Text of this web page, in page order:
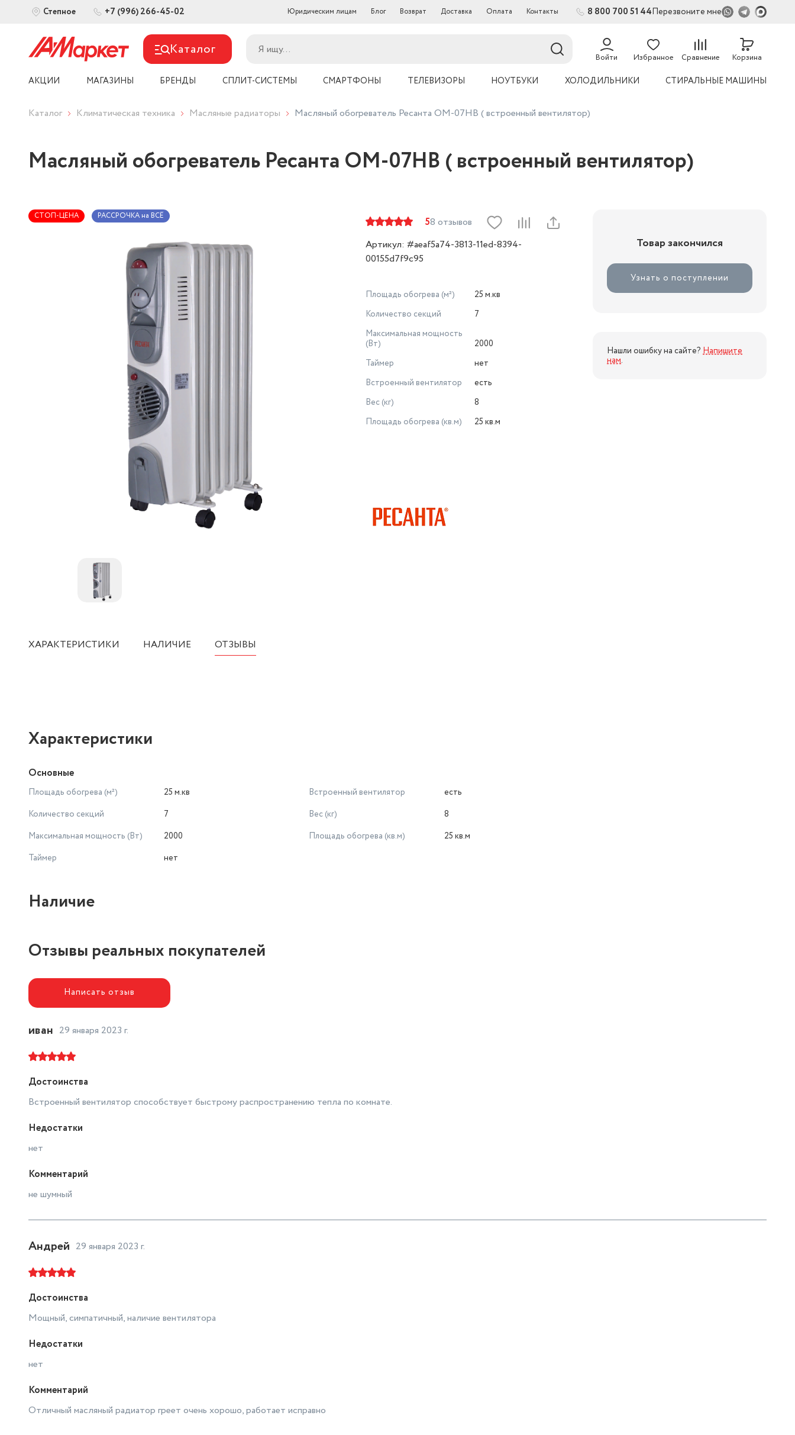
Степное +7 (996) 266-45-02 Юридическим лицам Блог Возврат Доставка Оплата Контакты 8 800 700 51 44Перезвоните мне
Каталог Войти Избранное Сравнение Корзина
АКЦИИ МАГАЗИНЫ БРЕНДЫ СПЛИТ-СИСТЕМЫ СМАРТФОНЫ ТЕЛЕВИЗОРЫ НОУТБУКИ ХОЛОДИЛЬНИКИ СТИРАЛЬНЫЕ МАШИНЫ
Каталог Климатическая техника Масляные радиаторы Масляный обогреватель Ресанта ОМ-07НВ ( встроенный вентилятор)
Масляный обогреватель Ресанта ОМ-07НВ ( встроенный вентилятор)
СТОП-ЦЕНА РАССРОЧКА на ВСЁ 58 отзывов
Артикул: #aeaf5a74-3813-11ed-8394-
00155d7f9c95
Площадь обогрева (м²)
25 м.кв
Количество секций
7
Максимальная мощность
(Вт)
2000
Таймер
нет
Встроенный вентилятор
есть
Вес (кг)
8
Площадь обогрева (кв.м)
25 кв.м
Товар закончился
Узнать о поступлении
Нашли ошибку на сайте? Напишите
нам.
ХАРАКТЕРИСТИКИ НАЛИЧИЕ ОТЗЫВЫ
Характеристики
Основные
Площадь обогрева (м²)
25 м.кв
Количество секций
7
Максимальная мощность (Вт)
2000
Таймер
нет
Встроенный вентилятор
есть
Вес (кг)
8
Площадь обогрева (кв.м)
25 кв.м
Наличие
Отзывы реальных покупателей
Написать отзыв
иван 29 января 2023 г.
Достоинства
Встроенный вентилятор способствует быстрому распространению тепла по комнате.
Недостатки
нет
Комментарий
не шумный
Андрей 29 января 2023 г.
Достоинства
Мощный, симпатичный, наличие вентилятора
Недостатки
нет
Комментарий
Отличный масляный радиатор греет очень хорошо, работает исправно